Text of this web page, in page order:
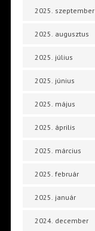
2025. szeptember
2025. augusztus
2025. július
2025. június
2025. május
2025. április
2025. március
2025. február
2025. január
2024. december